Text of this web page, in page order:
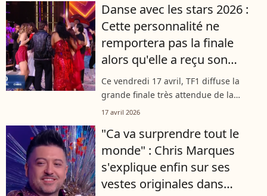
dernière fois sur le parquet de...
Danse avec les stars 2026 :
Cette personnalité ne
remportera pas la finale
alors qu'elle a reçu son
premier "10", il ne reste plus
que deux duos !
Ce vendredi 17 avril, TF1 diffuse la
grande finale très attendue de la
saison 15 de Danse avec les stars. Alors
Emma de la Star Academy s'affrontent...
17 avril 2026
"Ca va surprendre tout le
monde" : Chris Marques
s'explique enfin sur ses
vestes originales dans